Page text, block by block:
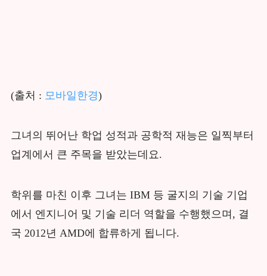
(출처 : 모바일한경)
그녀의 뛰어난 학업 성적과 공학적 재능은 일찍부터
업계에서 큰 주목을 받았는데요.
학위를 마친 이후 그녀는 IBM 등 굴지의 기술 기업
에서 엔지니어 및 기술 리더 역할을 수행했으며, 결
국 2012년 AMD에 합류하게 됩니다.